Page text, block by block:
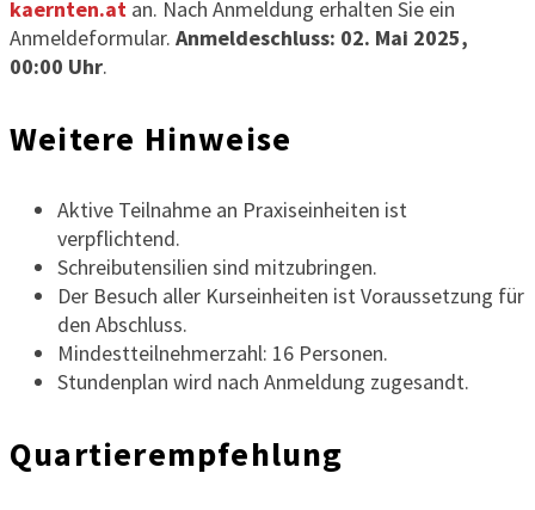
kaernten.at an. Nach Anmeldung erhalten Sie ein
Anmeldeformular. Anmeldeschluss: 02. Mai 2025,
00:00 Uhr.
Weitere Hinweise
Aktive Teilnahme an Praxiseinheiten ist
verpflichtend.
Schreibutensilien sind mitzubringen.
Der Besuch aller Kurseinheiten ist Voraussetzung für
den Abschluss.
Mindestteilnehmerzahl: 16 Personen.
Stundenplan wird nach Anmeldung zugesandt.
Quartierempfehlung